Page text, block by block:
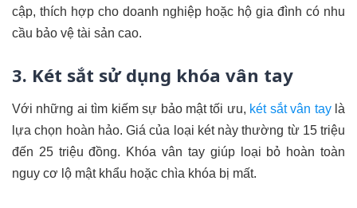
cập, thích hợp cho doanh nghiệp hoặc hộ gia đình có nhu
cầu bảo vệ tài sản cao.
3. Két sắt sử dụng khóa vân tay
Với những ai tìm kiếm sự bảo mật tối ưu, két sắt vân taylà
lựa chọn hoàn hảo. Giá của loại két này thường từ 15 triệu
đến 25 triệu đồng. Khóa vân tay giúp loại bỏ hoàn toàn
nguy cơ lộ mật khẩu hoặc chìa khóa bị mất.